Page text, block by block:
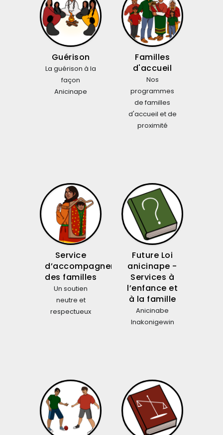
Guérison
La guérison à la
façon
Anicinape
Familles
d'accueil
Nos
programmes
de familles
d'accueil et de
proximité
Service
d’accompagnement
des familles
Un soutien
neutre et
respectueux
Future Loi
anicinape -
Services à
l’enfance et
à la famille
Anicinabe
Inakonigewin